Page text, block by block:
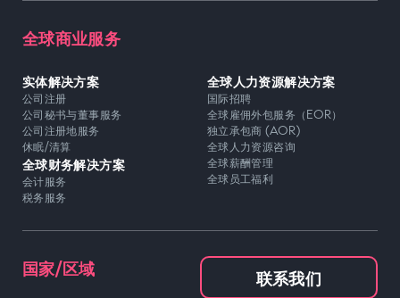
全球商业服务
实体解决方案
公司注册
公司秘书与董事服务
公司注册地服务
休眠/清算
全球财务解决方案
会计服务
税务服务
全球人力资源解决方案
国际招聘
全球雇佣外包服务（EOR）
独立承包商 (AOR)
全球人力资源咨询
全球薪酬管理
全球员工福利
国家/区域 联系我们